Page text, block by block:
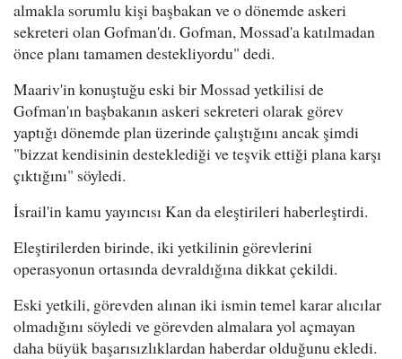
almakla sorumlu kişi başbakan ve o dönemde askeri
sekreteri olan Gofman'dı. Gofman, Mossad'a katılmadan
önce planı tamamen destekliyordu" dedi.
Maariv'in konuştuğu eski bir Mossad yetkilisi de
Gofman'ın başbakanın askeri sekreteri olarak görev
yaptığı dönemde plan üzerinde çalıştığını ancak şimdi
"bizzat kendisinin desteklediği ve teşvik ettiği plana karşı
çıktığını" söyledi.
İsrail'in kamu yayıncısı Kan da eleştirileri haberleştirdi.
Eleştirilerden birinde, iki yetkilinin görevlerini
operasyonun ortasında devraldığına dikkat çekildi.
Eski yetkili, görevden alınan iki ismin temel karar alıcılar
olmadığını söyledi ve görevden almalara yol açmayan
daha büyük başarısızlıklardan haberdar olduğunu ekledi.